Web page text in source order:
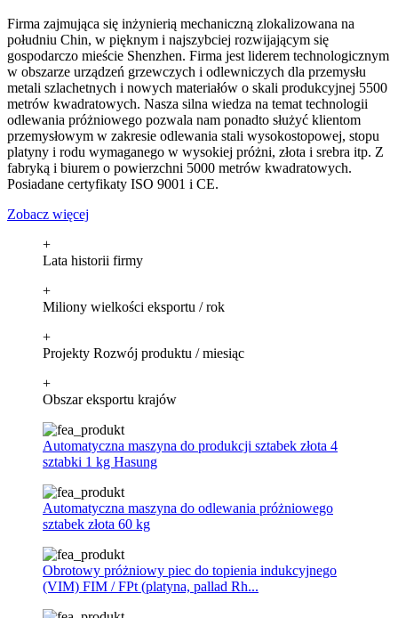
Firma zajmująca się inżynierią mechaniczną zlokalizowana na
południu Chin, w pięknym i najszybciej rozwijającym się
gospodarczo mieście Shenzhen. Firma jest liderem technologicznym
w obszarze urządzeń grzewczych i odlewniczych dla przemysłu
metali szlachetnych i nowych materiałów o skali produkcyjnej 5500
metrów kwadratowych. Nasza silna wiedza na temat technologii
odlewania próżniowego pozwala nam ponadto służyć klientom
przemysłowym w zakresie odlewania stali wysokostopowej, stopu
platyny i rodu wymaganego w wysokiej próżni, złota i srebra itp. Z
fabryką i biurem o powierzchni 5000 metrów kwadratowych.
Posiadane certyfikaty ISO 9001 i CE.
Zobacz więcej
+
Lata historii firmy
+
Miliony wielkości eksportu / rok
+
Projekty Rozwój produktu / miesiąc
+
Obszar eksportu krajów
Automatyczna maszyna do produkcji sztabek złota 4
sztabki 1 kg Hasung
Automatyczna maszyna do odlewania próżniowego
sztabek złota 60 kg
Obrotowy próżniowy piec do topienia indukcyjnego
(VIM) FIM / FPt (platyna, pallad Rh...